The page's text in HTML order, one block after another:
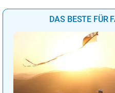
DAS BESTE FÜR